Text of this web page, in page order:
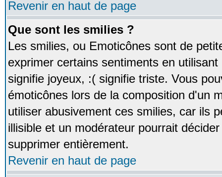
Revenir en haut de page
Que sont les smilies ?
Les smilies, ou Emoticônes sont de
exprimer certains sentiments en
signifie joyeux, :( signifie triste. Vous
émoticônes lors de la composition d'un
utiliser abusivement ces smilies, car ils
illisible et un modérateur pourrait
supprimer entièrement.
Revenir en haut de page